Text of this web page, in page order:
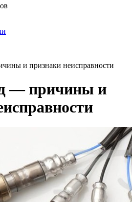
и признаки неисправности
— причины и